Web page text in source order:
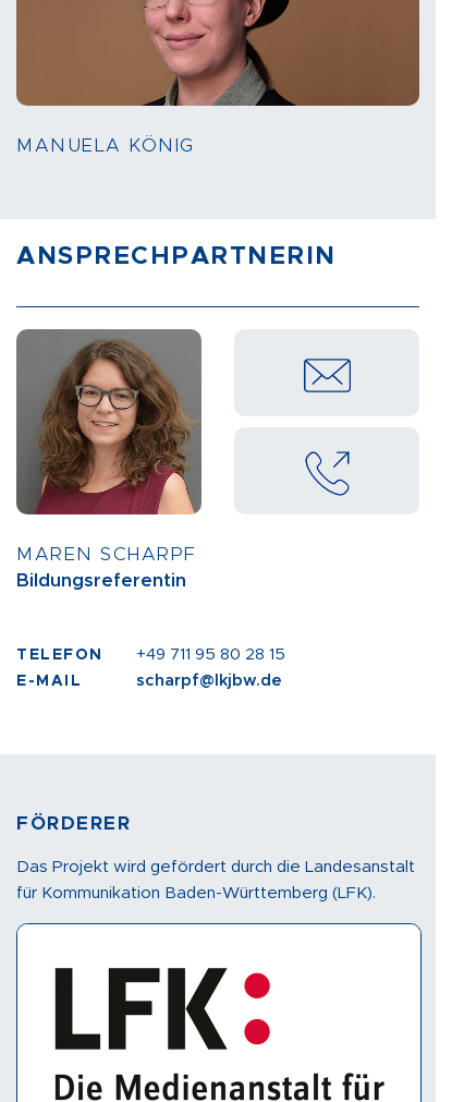
MANUELA KÖNIG
ANSPRECHPARTNERIN
MAREN SCHARPF
Bildungsreferentin
TELEFON +49 711 95 80 28 15
E-MAIL scharpf@lkjbw.de
FÖRDERER
Das Projekt wird gefördert durch die Landesanstalt
für Kommunikation Baden-Württemberg (LFK).